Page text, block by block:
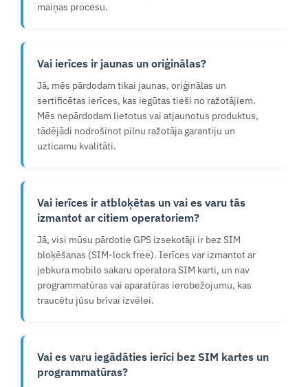
maiņas procesu.
Vai ierīces ir jaunas un oriģinālas?
Jā, mēs pārdodam tikai jaunas, oriģinālas un
sertificētas ierīces, kas iegūtas tieši no ražotājiem.
Mēs nepārdodam lietotus vai atjaunotus produktus,
tādējādi nodrošinot pilnu ražotāja garantiju un
uzticamu kvalitāti.
Vai ierīces ir atbloķētas un vai es varu tās
izmantot ar citiem operatoriem?
Jā, visi mūsu pārdotie GPS izsekotāji ir bez SIM
bloķēšanas (SIM-lock free). Ierīces var izmantot ar
jebkura mobilo sakaru operatora SIM karti, un nav
programmatūras vai aparatūras ierobežojumu, kas
traucētu jūsu brīvai izvēlei.
Vai es varu iegādāties ierīci bez SIM kartes un
programmatūras?